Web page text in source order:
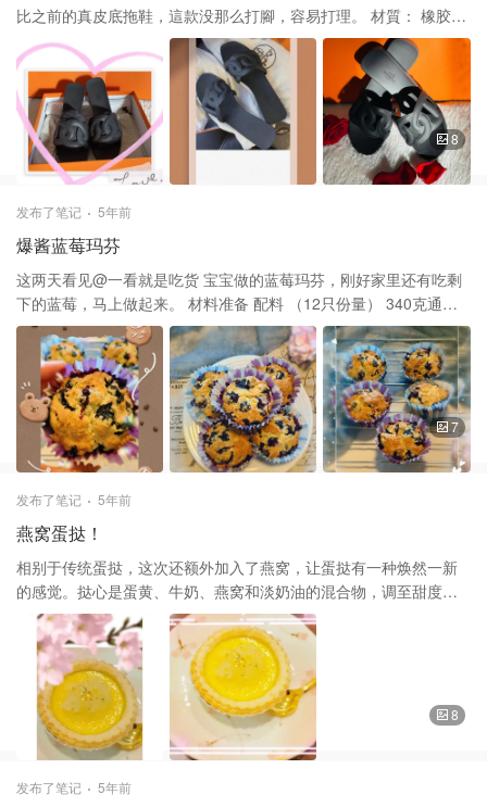
比之前的真皮底拖鞋，這款没那么打腳，容易打理。 材質： 橡胶凉
鞋，饰有“Chaine d'Ancre”图案。 打造悠闲风格。意大利制造。雖
然是塑料照的但是它的價格卻很貴$390 这款鞋跟不高，大概只有差
不多两厘米左右， 非常柔软，不打脚，去沙滩、下雨天都不怕水，
而且走路几个小时都没有问题。 总的来说这对鞋在配货中还是值得
买的，毕竟这么多爱马仕的鞋子这么多，这是其最便宜的，其实也
很好穿。 谢谢大家的喜欢和支持。❤️❤️ 谢谢大家的喜欢和支持❤️❤️
8
发布了笔记 5年前
爆酱蓝莓玛芬
这两天看见@一看就是吃货 宝宝做的蓝莓玛芬，刚好家里还有吃剩
下的蓝莓，马上做起来。 材料准备 配料 （12只份量） 340克通用
面粉（2 1/3杯； ） 145克糖（3/4杯; ） 2茶匙（8克）发酵粉 3/4茶
匙（3克）钻石水晶洁食盐； 对于食用盐，使用一半的体积或相同的
重量 1/4茶匙小苏打 170克无盐黄油（1 1/2条）切成1/2英寸的立方
体 115克牛奶，任意百分比（1/2杯；） 2个大鸡蛋， 2茶匙（9毫
升）香草精（可选） 340克新鲜蓝莓（2杯； 340克） 55克糖粉
（1/3杯）（可选） 具体做法可以参考我的文章！ 新鲜做出来的很
好，吃酸酸甜甜的一口咬下去，真的是爆酱！ 谢谢大家的喜欢和支
持。❤️❤️
7
发布了笔记 5年前
燕窝蛋挞！
相别于传统蛋挞，这次还额外加入了燕窝，让蛋挞有一种焕然一新
的感觉。挞心是蛋黄、牛奶、燕窝和淡奶油的混合物，调至甜度适
中，烤出后形成奶香四溢的燕窝布丁层。 清润的燕窝被蛋奶液形成
的布丁温柔地裹住，口感香甜嫩滑，入口即化。 原料： 鸡蛋黄4个
牛奶克140 淡奶油200克 蛋挞皮若干 白砂糖 60克 炼奶少许 做法：
燕窝洗净后用炖盅炖好捞出备用。 1: 取牛奶加适量白砂糖加热至融
化，冷却备用 2: 分离蛋清蛋黄，只取蛋黄 3: 淡奶油和蛋黄一起搅拌
均匀 4: 与练奶、牛奶混合（可过筛，使蛋挞液细腻无气泡） 5: 在蛋
挞皮底部戳几个小洞 6: 先在底部放入适量燕窝， 7: 蛋挞液倒入蛋挞
皮七八分满即可 8: 预热后，上下180度，20分钟即可出炉 9: 燕窝蛋
8
发布了笔记 5年前